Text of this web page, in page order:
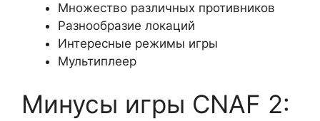
Множество различных противников
Разнообразие локаций
Интересные режимы игры
Мультиплеер
Минусы игры CNAF 2: